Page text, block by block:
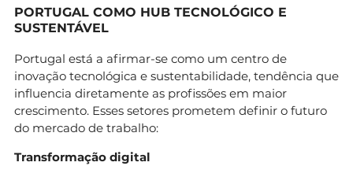
PORTUGAL COMO HUB TECNOLÓGICO E
SUSTENTÁVEL
Portugal está a afirmar-se como um centro de
inovação tecnológica e sustentabilidade, tendência que
influencia diretamente as profissões em maior
crescimento. Esses setores prometem definir o futuro
do mercado de trabalho:
Transformação digital